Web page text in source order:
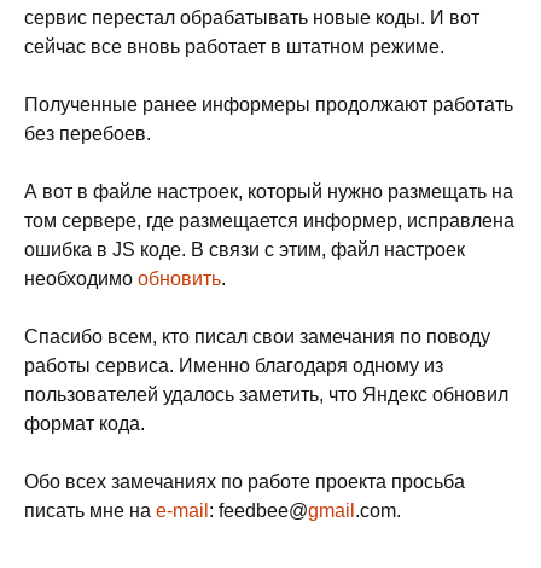
сервис перестал обрабатывать новые коды. И вот
сейчас все вновь работает в штатном режиме.
Полученные ранее информеры продолжают работать
без перебоев.
А вот в файле настроек, который нужно размещать на
том сервере, где размещается информер, исправлена
ошибка в JS коде. В связи с этим, файл настроек
необходимо обновить.
Спасибо всем, кто писал свои замечания по поводу
работы сервиса. Именно благодаря одному из
пользователей удалось заметить, что Яндекс обновил
формат кода.
Обо всех замечаниях по работе проекта просьба
писать мне на e-mail : feedbee@gmail .com.